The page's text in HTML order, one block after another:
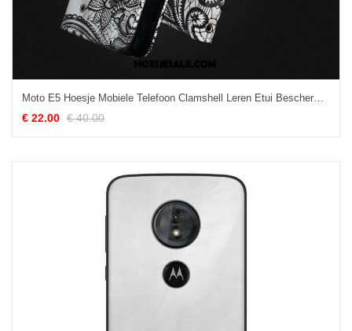
Moto E5 Hoesje Mobiele Telefoon Clamshell Leren Etui Bescherming Zwart Goedkoop
€ 22.00 € 40.00